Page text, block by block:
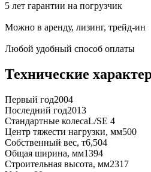
5 лет гарантии на погрузчик
Можно в аренду, лизинг, трейд-ин
Любой удобный способ оплаты
Технические
Первый год2004
Последний год2013
Стандартные колесаL/SE 4
Центр тяжести нагрузки, мм500
Собственный вес, т6,504
Общая ширина, мм1394
Строительная высота, мм2317